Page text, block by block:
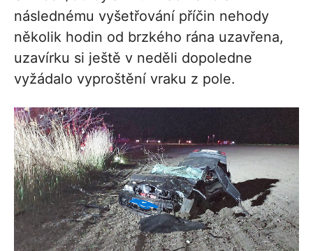
následnému vyšetřování příčin nehody
několik hodin od brzkého rána uzavřena,
uzavírku si ještě v neděli dopoledne
vyžádalo vyproštění vraku z pole.